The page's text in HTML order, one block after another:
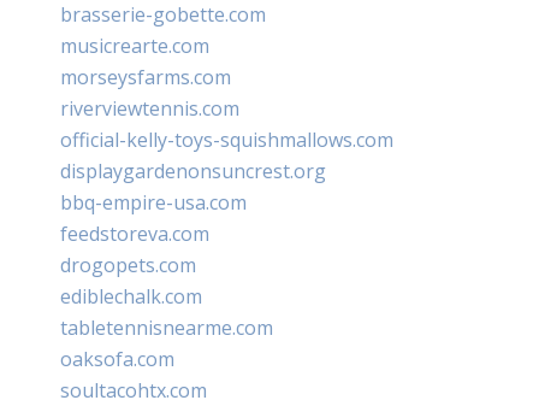
brasserie-gobette.com
musicrearte.com
morseysfarms.com
riverviewtennis.com
official-kelly-toys-squishmallows.com
displaygardenonsuncrest.org
bbq-empire-usa.com
feedstoreva.com
drogopets.com
ediblechalk.com
tabletennisnearme.com
oaksofa.com
soultacohtx.com